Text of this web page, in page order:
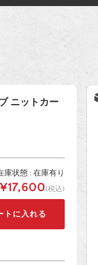
ニットカー
庫状態 : 在庫有り
¥17,600(税込)